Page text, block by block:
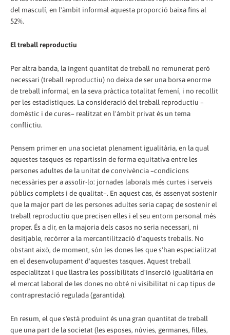
del masculí, en l'àmbit informal aquesta proporció baixa fins al
52%.
El treball reproductiu
Per altra banda, la ingent quantitat de treball no remunerat però
necessari (treball reproductiu) no deixa de ser una borsa enorme
de treball informal, en la seva pràctica totalitat femení, i no recollit
per les estadístiques. La consideració del treball reproductiu –
domèstic i de cures– realitzat en l'àmbit privat és un tema
conflictiu.
Pensem primer en una societat plenament igualitària, en la qual
aquestes tasques es repartissin de forma equitativa entre les
persones adultes de la unitat de convivència –condicions
necessàries per a assolir-lo: jornades laborals més curtes i serveis
públics complets i de qualitat–. En aquest cas, és assenyat sostenir
que la major part de les persones adultes seria capaç de sostenir el
treball reproductiu que precisen elles i el seu entorn personal més
proper. És a dir, en la majoria dels casos no seria necessari, ni
desitjable, recórrer a la mercantilització d'aquests treballs. No
obstant això, de moment, són les dones les que s'han especialitzat
en el desenvolupament d'aquestes tasques. Aquest treball
especialitzat i que llastra les possibilitats d'inserció igualitària en
el mercat laboral de les dones no obté ni visibilitat ni cap tipus de
contraprestació regulada (garantida).
En resum, el que s'està produint és una gran quantitat de treball
que una part de la societat (les esposes, núvies, germanes, filles,